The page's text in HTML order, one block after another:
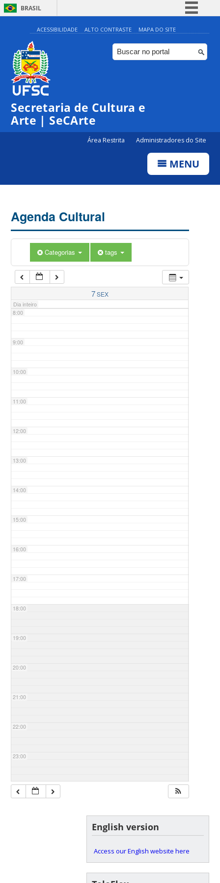
BRASIL
Simplifique!
Comunica BR
Participe
ACESSIBILIDADE ALTO CONTRASTE MAPA DO SITE
Secretaria de Cultura e
Arte | SeCArte
Área Restrita Administradores do Site
MENU
Agenda Cultural
Categorias tags
7SEX
Dia inteiro
0:00
1:00
5:00
7:00
8:00
9:00
10:00
11:00
12:00
13:00
14:00
15:00
16:00
17:00
18:00
19:00
20:00
21:00
22:00
23:00
English version
Access our English website here